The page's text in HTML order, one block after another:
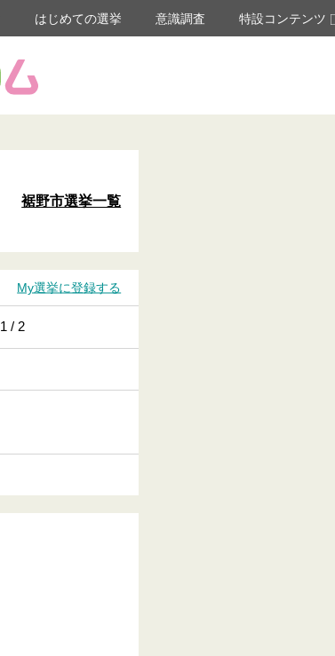
はじめての選挙 意識調査 特設コンテンツ
裾野市選挙一覧
My選挙に登録する
1 / 2